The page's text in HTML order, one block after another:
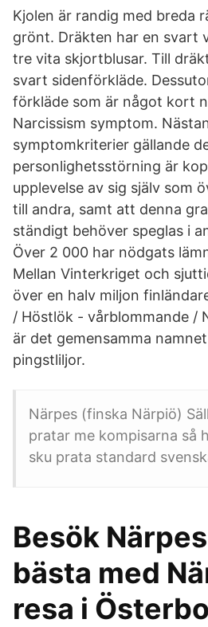
Kjolen är randig med breda
grönt. Dräkten har en svart
tre vita skjortblusar. Till
svart sidenförkläde.
förkläde som är något kort
Narcissism symptom.
symptomkriterier gällande
personlighetsstörning är
upplevelse av sig själv som
till andra, samt att denna
ständigt behöver speglas i
Över 2 000 har nödgats
Mellan Vinterkriget och
över en halv miljon
/ Höstlök - vårblommande /
är det gemensamma
pingstliljor.
Närpes (finska Närpiö)
pratar me kompisarna så
sku prata standard
Besök
bästa med
resa i